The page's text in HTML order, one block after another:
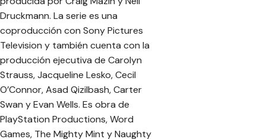
Druckmann. La serie es una
coproducción con Sony Pictures
Television y también cuenta con la
producción ejecutiva de Carolyn
Strauss, Jacqueline Lesko, Cecil
O’Connor, Asad Qizilbash, Carter
Swan y Evan Wells. Es obra de
PlayStation Productions, Word
Games, The Mighty Mint y Naughty